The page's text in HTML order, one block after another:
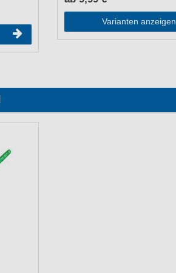
Varianten anzeigen